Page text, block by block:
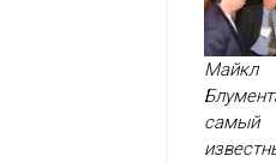
Майкл
самый